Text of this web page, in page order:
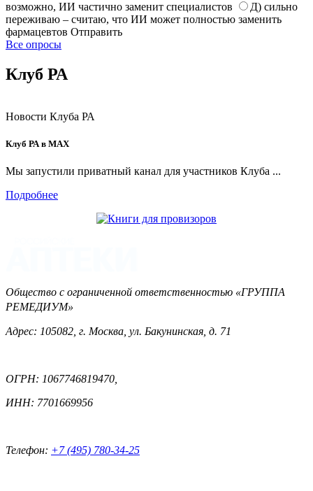
возможно, ИИ частично заменит специалистов
Д) сильно
переживаю – считаю, что ИИ может полностью заменить
фармацевтов Отправить
Все опросы
Клуб РА
Новости Клуба РА
Клуб РА в MAX
Мы запустили приватный канал для участников Клуба ...
Подробнее
Общество с ограниченной ответственностью «ГРУППА
РЕМЕДИУМ»
Адрес: 105082, г. Москва, ул. Бакунинская, д. 71
ОГРН: 1067746819470,
ИНН: 7701669956
Телефон: +7 (495) 780-34-25